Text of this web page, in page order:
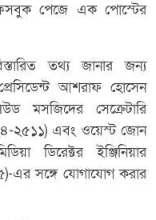
পেজে এক পোস্টের
তথ্য জানার জন্য
আশরাফ হোসেন
মসজিদের সেক্রেটারি
২৫১১) এবং ওয়েস্ট জোন
ডিরেক্টর ইঞ্জিনিয়ার
এর সঙ্গে যোগাযোগ করার